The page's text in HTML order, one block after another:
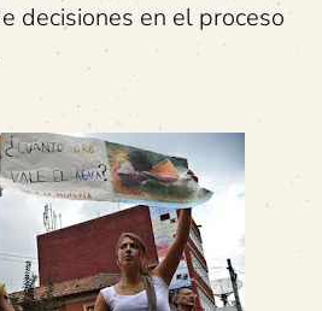
decisiones en el proceso